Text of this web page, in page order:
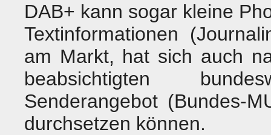
DAB+ kann sogar kleine
Textinformationen
am Markt, hat sich auch
beabsichtigten
Senderangebot (Bundes-
durchsetzen können.